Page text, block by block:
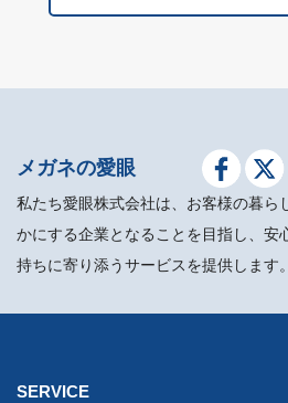
メガネの愛眼
私たち愛眼株式会社は、お客様の暮ら
かにする企業となることを目指し、安
持ちに寄り添うサービスを提供します。
SERVICE